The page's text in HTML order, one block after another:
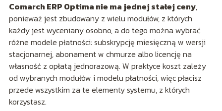
Comarch ERP Optima nie ma jednej stałej ceny,
ponieważ jest zbudowany z wielu modułów, z których
każdy jest wyceniany osobno, a do tego można wybrać
różne modele płatności: subskrypcję miesięczną w wersji
stacjonarnej, abonament w chmurze albo licencję na
własność z opłatą jednorazową. W praktyce koszt zależy
od wybranych modułów i modelu płatności, więc płacisz
przede wszystkim za te elementy systemu, z których
korzystasz.